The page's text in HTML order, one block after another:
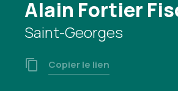
Alain Fortier
Saint-Georges
Copier le lien